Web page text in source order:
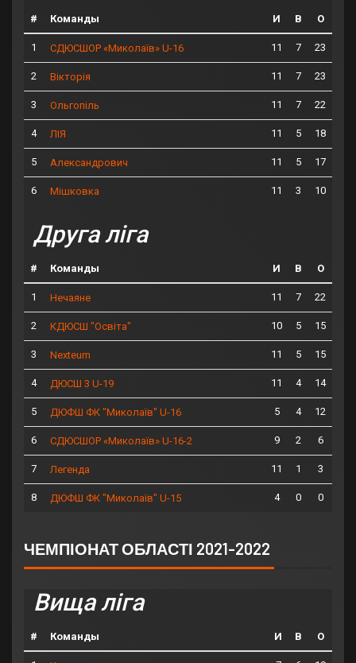
# Команды И В О
1 СДЮСШОР «Миколаїв» U-16 11 7 23
2 Вікторія 11 7 23
3 Ольгопіль 11 7 22
4 ЛІЯ 11 5 18
5 Александрович 11 5 17
6 Мішковка 11 3 10
Друга ліга
# Команды И В О
1 Нечаяне 11 7 22
2 КДЮСШ "Освіта" 10 5 15
3 Nexteum 11 5 15
4 ДЮСШ 3 U-19 11 4 14
5 ДЮФШ ФК "Миколаїв" U-16 5 4 12
6 СДЮСШОР «Миколаїв» U-16-2 9 2 6
7 Легенда 11 1 3
8 ДЮФШ ФК "Миколаїв" U-15 4 0 0
ЧЕМПІОНАТ ОБЛАСТІ 2021-2022
Вища ліга
# Команды И В О